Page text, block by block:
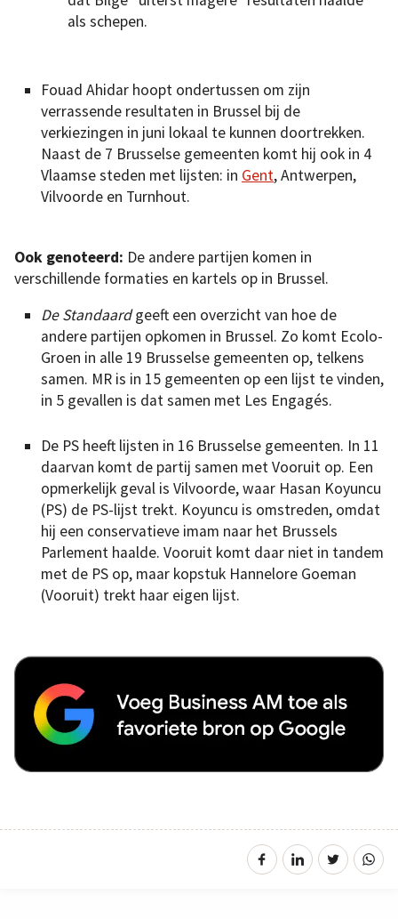
als schepen.
Fouad Ahidar hoopt ondertussen om zijn
verrassende resultaten in Brussel bij de
verkiezingen in juni lokaal te kunnen doortrekken.
Naast de 7 Brusselse gemeenten komt hij ook in 4
Vlaamse steden met lijsten: in Gent, Antwerpen,
Vilvoorde en Turnhout.
Ook genoteerd: De andere partijen komen in
verschillende formaties en kartels op in Brussel.
De Standaardgeeft een overzicht van hoe de
andere partijen opkomen in Brussel. Zo komt Ecolo-
Groen in alle 19 Brusselse gemeenten op, telkens
samen. MR is in 15 gemeenten op een lijst te vinden,
in 5 gevallen is dat samen met Les Engagés.
De PS heeft lijsten in 16 Brusselse gemeenten. In 11
daarvan komt de partij samen met Vooruit op. Een
opmerkelijk geval is Vilvoorde, waar Hasan Koyuncu
(PS) de PS-lijst trekt. Koyuncu is omstreden, omdat
hij een conservatieve imam naar het Brussels
Parlement haalde. Vooruit komt daar niet in tandem
met de PS op, maar kopstuk Hannelore Goeman
(Vooruit) trekt haar eigen lijst.